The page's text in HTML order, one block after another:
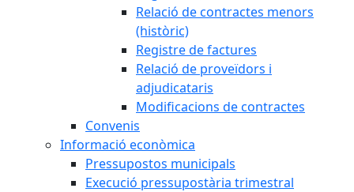
Relació de contractes menors
(històric)
Registre de factures
Relació de proveïdors i
adjudicataris
Modificacions de contractes
Convenis
Informació econòmica
Pressupostos municipals
Execució pressupostària trimestral